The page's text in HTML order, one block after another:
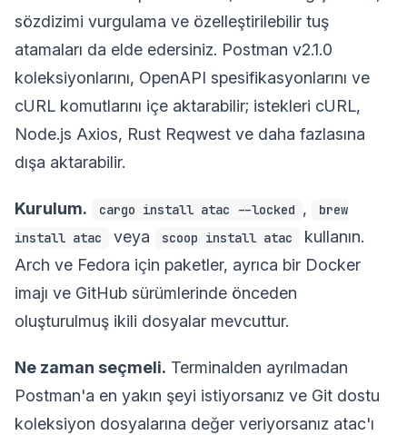
sözdizimi vurgulama ve özelleştirilebilir tuş
atamaları da elde edersiniz. Postman v2.1.0
koleksiyonlarını, OpenAPI spesifikasyonlarını ve
cURL komutlarını içe aktarabilir; istekleri cURL,
Node.js Axios, Rust Reqwest ve daha fazlasına
dışa aktarabilir.
Kurulum. cargo install atac --locked ,
brew
install atac
veya scoop install atac
kullanın.
Arch ve Fedora için paketler, ayrıca bir Docker
imajı ve GitHub sürümlerinde önceden
oluşturulmuş ikili dosyalar mevcuttur.
Ne zaman seçmeli. Terminalden ayrılmadan
Postman'a en yakın şeyi istiyorsanız ve Git dostu
koleksiyon dosyalarına değer veriyorsanız atac'ı